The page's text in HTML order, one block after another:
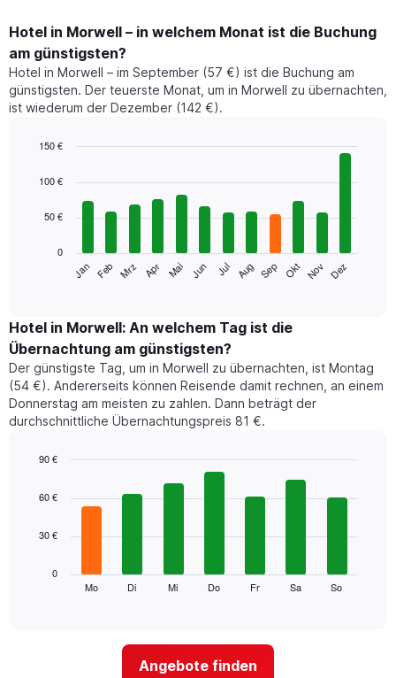
Hotel in Morwell – in welchem Monat ist die Buchung
am günstigsten?
Hotel in Morwell – im September (57 €) ist die Buchung am
günstigsten. Der teuerste Monat, um in Morwell zu übernachten,
ist wiederum der Dezember (142 €).
chart
bars.
folgende
den
durchschnittlichen
Zimmerpreis
im
jeweiligen
Monat
an.
Diagramm
die
Monate
graphic.
Jan Feb Mrz Apr Mai Jun Jul Aug Sep Okt Nov Dez
0
50 €
100 €
150 €
Hotel in Morwell: An welchem Tag ist die
Übernachtung am günstigsten?
Der günstigste Tag, um in Morwell zu übernachten, ist Montag
(54 €). Andererseits können Reisende damit rechnen, an einem
Donnerstag am meisten zu zahlen. Dann beträgt der
durchschnittliche Übernachtungspreis 81 €.
chart
bars.
Das
folgende
durchschnittlichen
Mo Di Mi Do Fr Sa So
0
30 €
60 €
90 €
Angebote finden